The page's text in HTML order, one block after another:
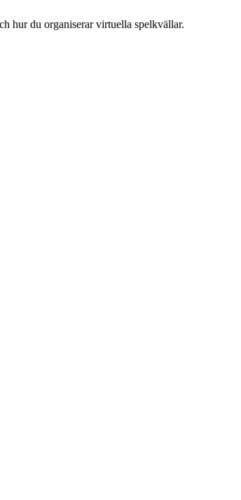
hur du organiserar virtuella spelkvällar.